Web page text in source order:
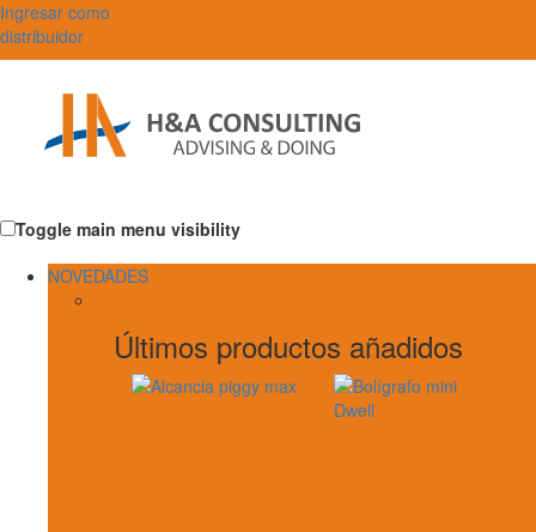
Ingresar como
distribuidor
Toggle main menu visibility
NOVEDADES
Últimos productos añadidos